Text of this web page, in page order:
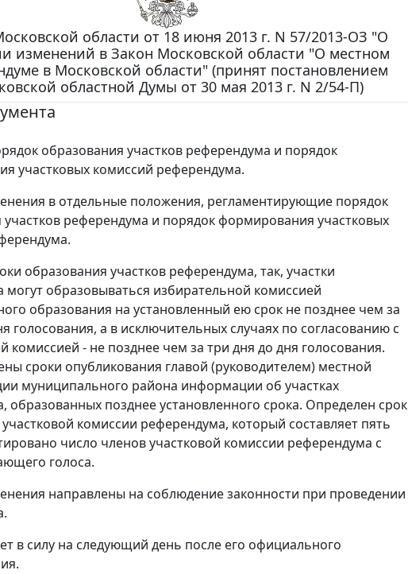
области от 18 июня 2013 г. N 57/2013-ОЗ "О
изменений в Закон Московской области "О местном
в Московской области" (принят постановлением
областной Думы от 30 мая 2013 г. N 2/54-П)
образования участков референдума и порядок
участковых комиссий референдума.
в отдельные положения, регламентирующие порядок
участков референдума и порядок формирования участковых
образования участков референдума, так, участки
могут образовываться избирательной комиссией
образования на установленный ею срок не позднее чем за
голосования, а в исключительных случаях по согласованию с
комиссией - не позднее чем за три дня до дня голосования.
сроки опубликования главой (руководителем) местной
муниципального района информации об участках
образованных позднее установленного срока. Определен срок
комиссии референдума, который составляет пять
число членов участковой комиссии референдума с
голоса.
направлены на соблюдение законности при проведении
в силу на следующий день после его официального